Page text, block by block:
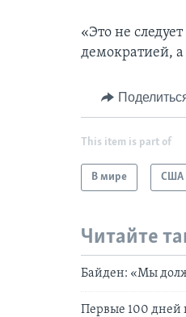
«Это не
демократией, а
This item is part of
В мире США
Читайте
Байден: «Мы
Первые 100 дней